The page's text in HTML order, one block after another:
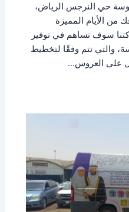
حي النرجس الرياض،
من الأيام المميزة
سوف تساهم في توفير
والتي تتم وفقًا لتخطيط
على العروس…